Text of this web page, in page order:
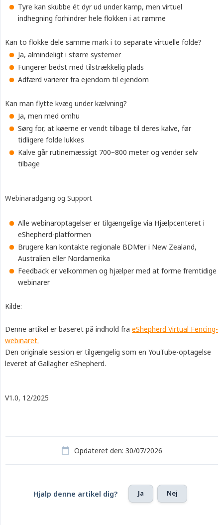
Tyre kan skubbe ét dyr ud under kamp, men virtuel
indhegning forhindrer hele flokken i at rømme
Kan to flokke dele samme mark i to separate virtuelle folde?
Ja, almindeligt i større systemer
Fungerer bedst med tilstrækkelig plads
Adfærd varierer fra ejendom til ejendom
Kan man flytte kvæg under kælvning?
Ja, men med omhu
Sørg for, at køerne er vendt tilbage til deres kalve, før
tidligere folde lukkes
Kalve går rutinemæssigt 700–800 meter og vender selv
tilbage
Webinaradgang og Support
Alle webinaroptagelser er tilgængelige via Hjælpcenteret i
eShepherd-platformen
Brugere kan kontakte regionale BDM’er i New Zealand,
Australien eller Nordamerika
Feedback er velkommen og hjælper med at forme fremtidige
webinarer
Kilde:
Denne artikel er baseret på indhold fra eShepherd Virtual Fencing-
webinaret.
Den originale session er tilgængelig som en YouTube-optagelse
leveret af Gallagher eShepherd.
V1.0, 12/2025
Opdateret den: 30/07/2026
Hjalp denne artikel dig? Ja Nej